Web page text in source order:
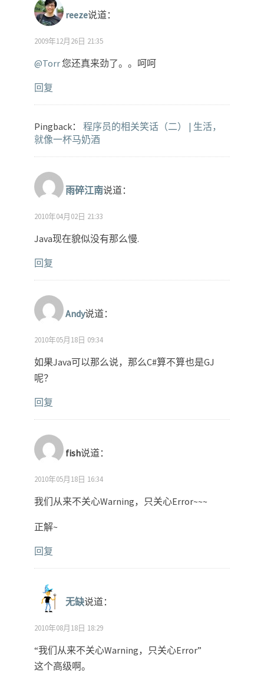
reeze说道：
2009年12月26日 21:35
@Torr您还真来劲了。。呵呵
回复
Pingback： 程序员的相关笑话（二） | 生活，
就像一杯马奶酒
雨碎江南说道：
2010年04月02日 21:33
Java现在貌似没有那么慢.
回复
Andy说道：
2010年05月18日 09:34
如果Java可以那么说，那么C#算不算也是GJ
呢？
回复
fish说道：
2010年05月18日 16:34
我们从来不关心Warning，只关心Error~~~
正解~
回复
无缺说道：
2010年08月18日 18:29
“我们从来不关心Warning，只关心Error”
这个高级啊。